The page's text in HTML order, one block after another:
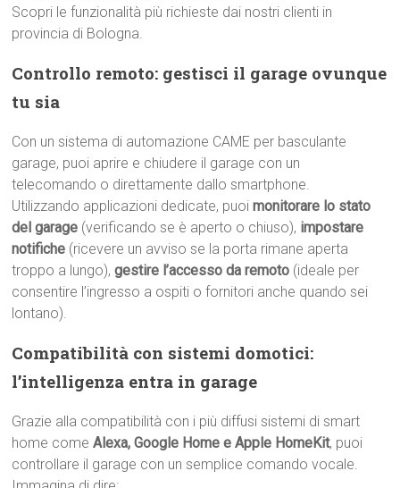
Scopri le funzionalità più richieste dai nostri clienti in
provincia di Bologna.
Controllo remoto: gestisci il garage ovunque
tu sia
Con un sistema di automazione CAME per basculante
garage, puoi aprire e chiudere il garage con un
telecomando o direttamente dallo smartphone.
Utilizzando applicazioni dedicate, puoimonitorare lo stato
del garage (verificando se è aperto o chiuso), impostare
notifiche (ricevere un avviso se la porta rimane aperta
troppo a lungo),gestire l’accesso da remoto (ideale per
consentire l’ingresso a ospiti o fornitori anche quando sei
lontano).
Compatibilità con sistemi domotici:
l’intelligenza entra in garage
Grazie alla compatibilità con i più diffusi sistemi di smart
home comeAlexa, Google Home e Apple HomeKit, puoi
controllare il garage con un semplice comando vocale.